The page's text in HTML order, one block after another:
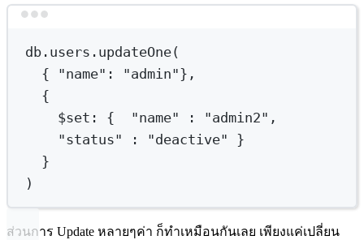
db.users.updateOne(
{ "name" :
"admin"},
{
$set : { "name" :
"admin2",
"status"
: "deactive"
}
}
)
ส่วนการ Update หลายๆค่า ก็ทำเหมือนกันเลย เพียงแค่เปลี่ยน